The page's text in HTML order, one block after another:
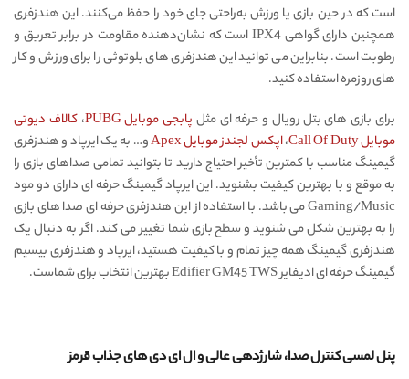
است که در حین بازی یا ورزش به‌راحتی جای خود را حفظ می‌کنند. این هندزفری
همچنین دارای گواهی IPX4 است که نشان‌دهنده مقاومت در برابر تعریق و
رطوبت است. بنابراین می توانید این هندزفری های بلوتوثی را برای ورزش و کار
های روزمره استفاده کنید.
برای بازی های بتل رویال و حرفه ای مثل پابجی موبایل PUBG ،کالاف دیوتی
موبایل Call Of Duty
،اپکس لجندز موبایل Apex
و… به یک ایرپاد و هندزفری
گیمینگ مناسب با کمترین تأخیر احتیاج دارید تا بتوانید تمامی صداهای بازی را
به موقع و با بهترین کیفیت بشنوید. این ایرپاد گیمینگ حرفه ای دارای دو مود
Gaming/Music می باشد. با استفاده از این هندزفری حرفه ای صدا های بازی
را به بهترین شکل می شنوید و سطح بازی شما تغییر می کند. اگر به دنبال یک
هندزفری گیمینگ همه چیز تمام و با کیفیت هستید، ایرپاد و هندزفری بیسیم
گیمینگ حرفه ای ادیفایر Edifier GM45 TWS بهترین انتخاب برای شماست.
پنل لمسی کنترل صدا، شارژدهی عالی و ال ای دی های جذاب قرمز